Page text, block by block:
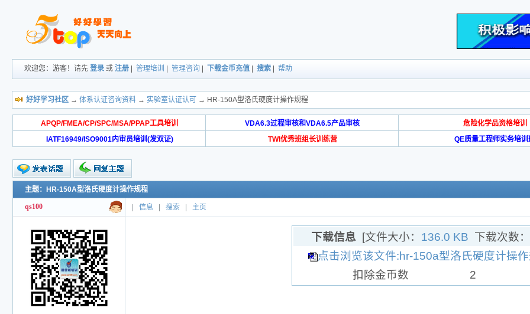
欢迎您：游客！请先登录 或注册 |管理培训 |管理咨询 下载金币充值 |搜索 |帮助
好好学习社区 →体系认证咨询资料 → 实验室认证认可 → HR-150A型洛氏硬度计操作规程
APQP/FMEA/CP/SPC/MSA/PPAP工具培训 VDA6.3过程审核和VDA6.5产品审核 危险化学品资格培训
IATF16949/ISO9001内审员培训(发双证)
TWI优秀班组长训练营 QE质量工程师实务培训
主题：HR-150A型洛氏硬度计操作规程
qs100 信息 搜索 主页
下载信息 [文件大小： 136.0 KB 下载次数：
点击浏览该文件:hr-150a型洛氏硬度计操
扣除金币数
2